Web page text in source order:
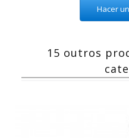
Hacer
15 outros